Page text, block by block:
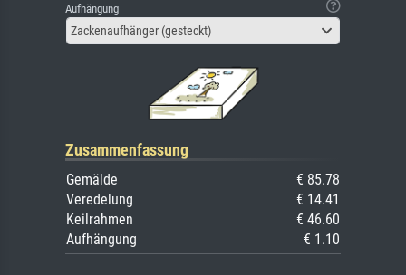
Aufhängung
Zackenaufhänger (gesteckt)
Zusammenfassung
Gemälde
€ 85.78
Veredelung
€ 14.41
Keilrahmen
€ 46.60
Aufhängung
€ 1.10